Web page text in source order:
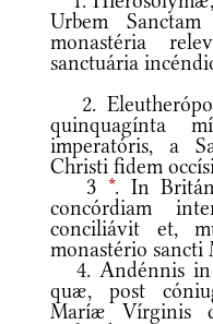
Urbem
monastéria
sanctuária
2.
quinquagínta
imperatóris, a
Christi fidem
3 *. In
concórdiam
conciliávit et,
monastério sancti
4. Andénnis in
quæ, post
Maríæ Vírginis